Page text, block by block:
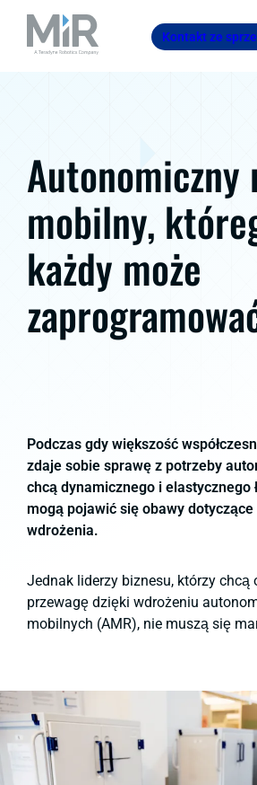
Kontakt ze
Autonomiczny
mobilny,
każdy może
Podczas gdy większość
zdaje sobie sprawę z potrzeby
chcą dynamicznego i elastycznego
mogą pojawić się obawy dotyczące
wdrożenia.
Jednak liderzy biznesu, którzy chcą
przewagę dzięki wdrożeniu
mobilnych (AMR), nie muszą się